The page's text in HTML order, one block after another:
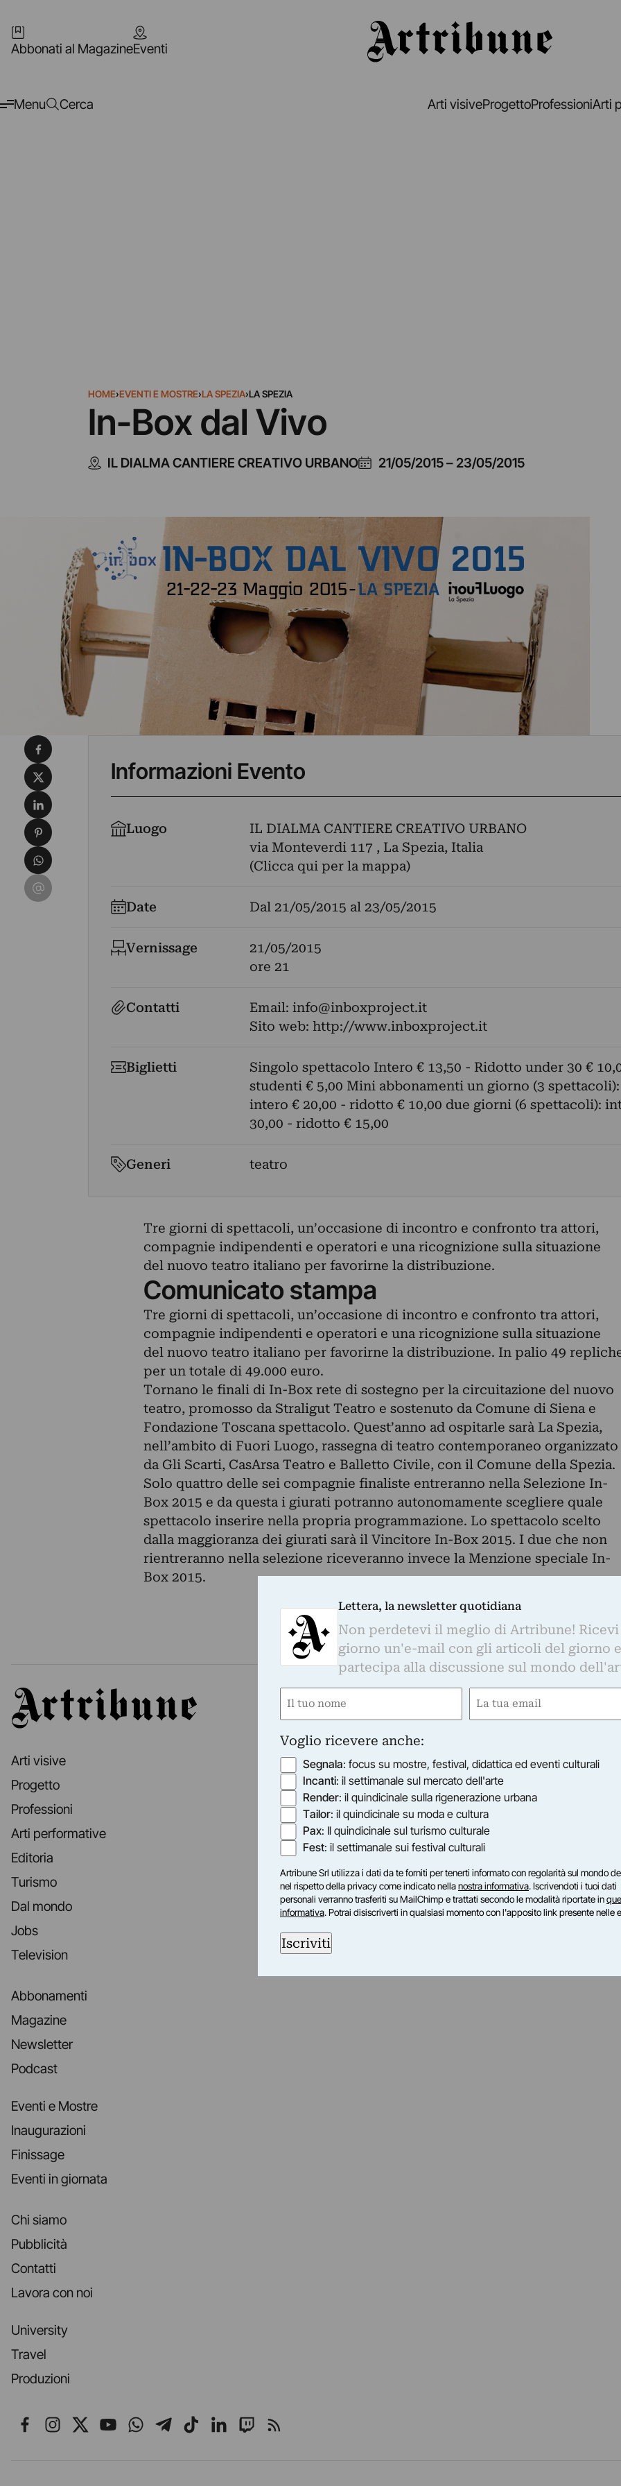
Abbonati al MagazineEventi
Menu Cerca Arti visiveProgettoProfessioniArti
HOME›EVENTI E MOSTRE›LA SPEZIA›LA SPEZIA
In-Box dal Vivo
IL DIALMA CANTIERE CREATIVO URBANO 21/05/2015– 23/05/2015
Informazioni Evento
Luogo
IL DIALMA CANTIERE CREATIVO URBANO
via Monteverdi 117 , La Spezia, Italia
(Clicca qui per la mappa)
Date Dal 21/05/2015 al 23/05/2015
Vernissage
21/05/2015
ore 21
Contatti Email: info@inboxproject.it
Sito web: http://www.inboxproject.it
Biglietti
Singolo spettacolo Intero € 13,50 - Ridotto under 30 €
studenti € 5,00 Mini abbonamenti un giorno (3 spettacoli):
intero € 20,00 - ridotto € 10,00 due giorni (6 spettacoli):
30,00 - ridotto € 15,00
Generi teatro
Tre giorni di spettacoli, un’occasione di incontro e confronto tra attori,
compagnie indipendenti e operatori e una ricognizione sulla situazione
del nuovo teatro italiano per favorirne la distribuzione.
Comunicato stampa
Tre giorni di spettacoli, un’occasione di incontro e confronto tra attori,
compagnie indipendenti e operatori e una ricognizione sulla situazione
del nuovo teatro italiano per favorirne la distribuzione. In palio 49
per un totale di 49.000 euro.
Tornano le finali di In-Box rete di sostegno per la circuitazione del nuovo
teatro, promosso da Straligut Teatro e sostenuto da Comune di Siena e
Fondazione Toscana spettacolo. Quest’anno ad ospitarle sarà La Spezia,
nell’ambito di Fuori Luogo, rassegna di teatro contemporaneo organizzato
da Gli Scarti, CasArsa Teatro e Balletto Civile, con il Comune della Spezia.
Solo quattro delle sei compagnie finaliste entreranno nella Selezione In-
Box 2015 e da questa i giurati potranno autonomamente scegliere quale
spettacolo inserire nella propria programmazione. Lo spettacolo scelto
dalla maggioranza dei giurati sarà il Vincitore In-Box 2015. I due che non
rientreranno nella selezione riceveranno invece la Menzione speciale In-
Box 2015.
Condividi su Facebook
Condividi su X
Condividi su LinkedIn
Condividi su Pinterest
Condividi su WhatsApp
Condividi su Email
Artribune
Arti visive
Progetto
Professioni
Arti performative
Editoria
Turismo
Dal mondo
Jobs
Television
Abbonamenti
Magazine
Newsletter
Podcast
Eventi e Mostre
Inaugurazioni
Finissage
Eventi in giornata
Chi siamo
Pubblicità
Contatti
Lavora con noi
University
Travel
Produzioni
Seguici su Facebook
Seguici su Instagram
Seguici su X
Seguici su YouTube
Seguici su WhatsApp
Seguici su Telegram
Seguici su TikTok
Seguici su LinkedIn
Seguici su Twitch
Seguici su Rss
Lettera, la newsletter quotidiana
Non perdetevi il meglio di Artribune!
giorno un'e-mail con gli articoli del giorno
partecipa alla discussione sul mondo
Nome
Email
Voglio ricevere anche:
Segnala: focus su mostre, festival, didattica ed eventi culturali
Incanti: il settimanale sul mercato dell'arte
Render: il quindicinale sulla rigenerazione urbana
Tailor: il quindicinale su moda e cultura
Pax: Il quindicinale sul turismo culturale
Fest: il settimanale sui festival culturali
Artribune Srl utilizza i dati da te forniti per tenerti informato con regolarità sul mondo
nel rispetto della privacy come indicato nellanostra informativa. Iscrivendoti i tuoi dati
personali verranno trasferiti su MailChimp e trattati secondo le modalità riportate in
informativa. Potrai disiscriverti in qualsiasi momento con l'apposito link presente nelle
Iscriviti